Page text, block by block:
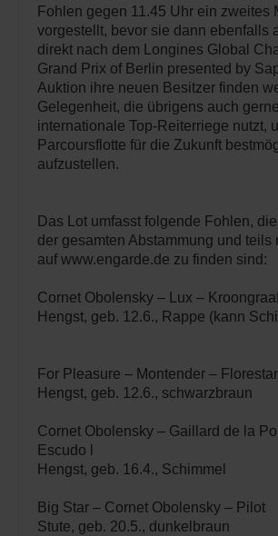
Fohlen gegen 11.45 Uhr ein zweites
vorgestellt, bevor sie dann ebenfalls
direkt nach dem Longines Global
Grand Prix of Berlin presented by
Auktion ihre neuen Besitzer finden
Gelegenheit, die übrigens auch
internationale Top-Reiterriege nutzt,
Parcoursflotte für die Zukunft
aufzustellen.
Das Lot umfasst folgende Fohlen,
der gesamten Abstammung und teils
auf www.engarde.de zu finden sind:
Cornet Obolensky – Lux –
Hengst, geb. 12.6., Rappe (kann
For Pleasure – Montender – Florestan
Hengst, geb. 12.6., schwarzbraun
Cornet Obolensky – Gaillard de la
Escudo l
Hengst, geb. 16.4., Schimmel
Big Star – Cornet Obolensky – Pilot
Stute, geb. 20.5., dunkelbraun